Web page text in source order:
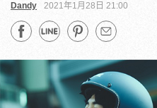
Dandy 2021年1月28日 21:00